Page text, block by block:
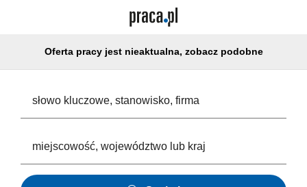
Oferta pracy jest nieaktualna, zobacz podobne